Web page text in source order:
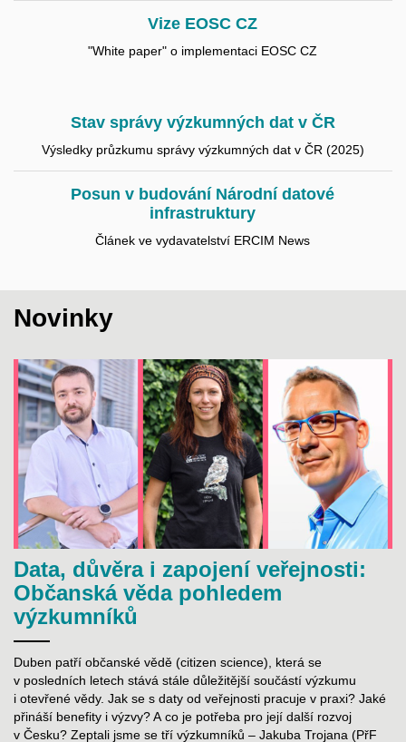
Vize EOSC CZ
"White paper" o implementaci EOSC CZ
Stav správy výzkumných dat v ČR
Výsledky průzkumu správy výzkumných dat v ČR (2025)
Posun v budování Národní datové
infrastruktury
Článek ve vydavatelství ERCIM News
Novinky
Data, důvěra i zapojení veřejnosti:
Občanská věda pohledem
výzkumníků
Duben patří občanské vědě (citizen science), která se
v posledních letech stává stále důležitější součástí výzkumu
i otevřené vědy. Jak se s daty od veřejnosti pracuje v praxi? Jaké
přináší benefity i výzvy? A co je potřeba pro její další rozvoj
v Česku? Zeptali jsme se tří výzkumníků – Jakuba Trojana (PřF